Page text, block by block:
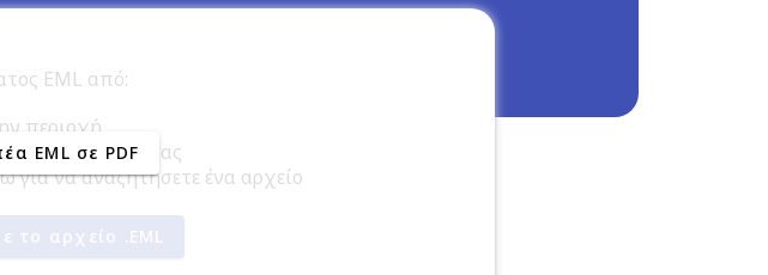
EML από:
περιοχή
πελάτη email σας
να αναζητήσετε ένα αρχείο
το αρχείο .EML
EML σε PDF